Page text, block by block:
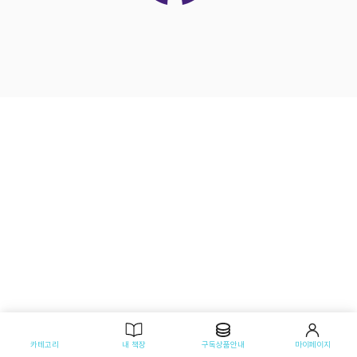
카테고리 내 책장 구독상품안내 마이페이지